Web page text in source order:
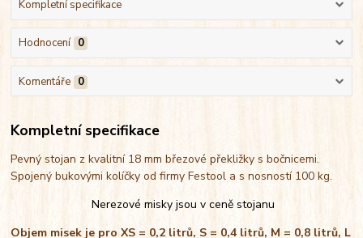
Kompletní specifikace
Hodnocení 0
Komentáře 0
Kompletní specifikace
Pevný stojan z kvalitní 18 mm březové překližky s bočnicemi.
Spojený bukovými kolíčky od firmy Festool a s nosností 100 kg.
Nerezové misky jsou v ceně stojanu
Objem misek je pro XS = 0,2 litrů, S = 0,4 litrů, M = 0,8 litrů, L